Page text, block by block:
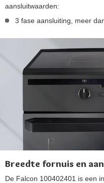
aansluitwaarden:
3 fase aansluiting, meer
Breedte fornuis en
De Falcon 100402401 is een